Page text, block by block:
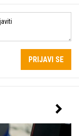
PRIJAVI SE